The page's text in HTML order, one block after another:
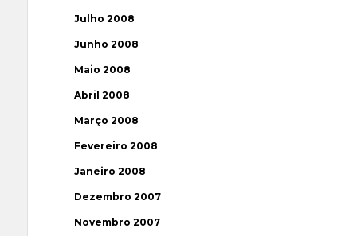
Julho 2008
Junho 2008
Maio 2008
Abril 2008
Março 2008
Fevereiro 2008
Janeiro 2008
Dezembro 2007
Novembro 2007